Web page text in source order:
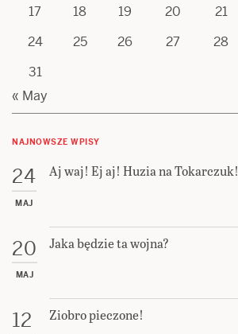
17
18 19 20 21
24
25 26 27 28
31
« May
NAJNOWSZE WPISY
24
MAJ
Aj waj! Ej aj! Huzia na Tokarczuk!
20
MAJ
Jaka będzie ta wojna?
12 Ziobro pieczone!